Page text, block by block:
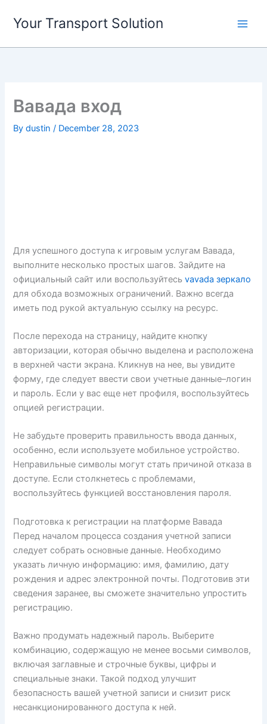
Your Transport Solution
Вавада вход
Bydustin/ December 28, 2023
Для успешного доступа к игровым услугам Вавада,
выполните несколько простых шагов. Зайдите на
официальный сайт или воспользуйтесьvavada зеркало
для обхода возможных ограничений. Важно всегда
иметь под рукой актуальную ссылку на ресурс.
После перехода на страницу, найдите кнопку
авторизации, которая обычно выделена и расположена
в верхней части экрана. Кликнув на нее, вы увидите
форму, где следует ввести свои учетные данные–логин
и пароль. Если у вас еще нет профиля, воспользуйтесь
опцией регистрации.
Не забудьте проверить правильность ввода данных,
особенно, если используете мобильное устройство.
Неправильные символы могут стать причиной отказа в
доступе. Если столкнетесь с проблемами,
воспользуйтесь функцией восстановления пароля.
Подготовка к регистрации на платформе Вавада
Перед началом процесса создания учетной записи
следует собрать основные данные. Необходимо
указать личную информацию: имя, фамилию, дату
рождения и адрес электронной почты. Подготовив эти
сведения заранее, вы сможете значительно упростить
регистрацию.
Важно продумать надежный пароль. Выберите
комбинацию, содержащую не менее восьми символов,
включая заглавные и строчные буквы, цифры и
специальные знаки. Такой подход улучшит
безопасность вашей учетной записи и снизит риск
несанкционированного доступа к ней.